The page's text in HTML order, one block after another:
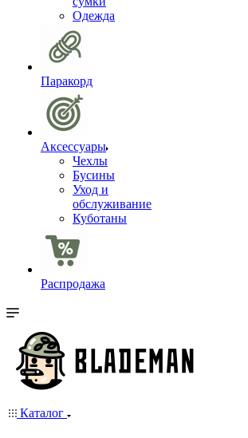
Одежда
Паракорд
Аксессуары
Чехлы
Бусины
Уход и
обслуживание
Куботаны
Распродажа
Каталог